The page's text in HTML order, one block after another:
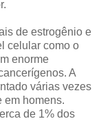
de estrogênio e
celular como o
enorme
A
várias vezes
em homens.
de 1% dos